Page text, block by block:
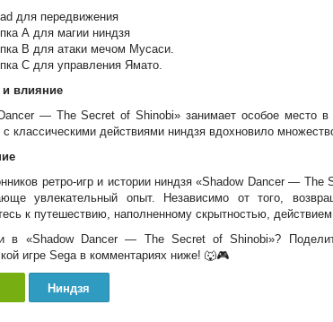
для передвижения
А для магии ниндзя
B для атаки мечом Мусаси.
C для управления Ямато.
и влияние
— The Secret of Shinobi» занимает особое место в
с классическими действиями ниндзя вдохновило
ретро-игр и истории ниндзя «Shadow Dancer — The
увлекательный опыт. Независимо от того,
к путешествию, наполненному скрытностью,
в «Shadow Dancer — The Secret of Shinobi»?
игре Sega в комментариях ниже! 🐺🎮
Ниндзя